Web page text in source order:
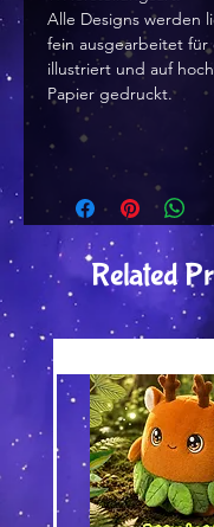
Alle Designs werden
fein ausgearbeitet
illustriert und auf
Papier gedruckt.
Related